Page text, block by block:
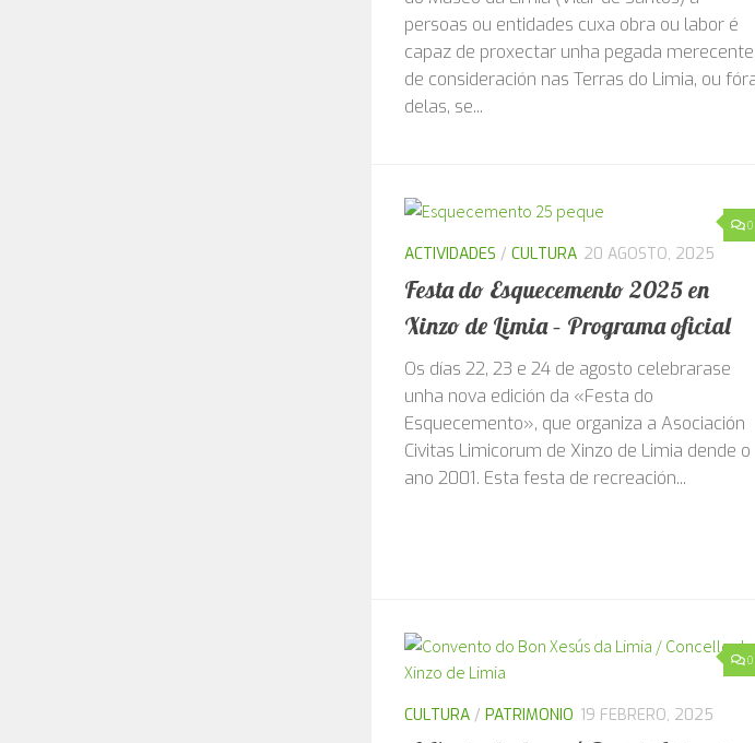
O premio que concede aAsociación Padroado
do Museo da Limia (Vilar de Santos) a
persoas ou entidades cuxa obra ou labor é
capaz de proxectar unha pegada merecente
de consideración nas Terras do Limia, ou fóra
ACTIVIDADES/CULTURA 20 AGOSTO, 2025
Festa do Esquecemento 2025 en
Xinzo de Limia – Programa oficial
Os días 22, 23 e 24 de agosto celebrarase
unha nova edición da «Festa do
Esquecemento», que organiza a Asociación
Civitas Limicorum de Xinzo de Limia dende o